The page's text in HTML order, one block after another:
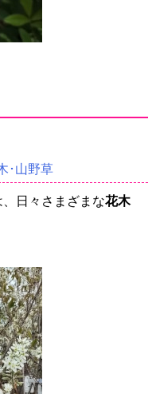
･山野草
日々さまざまな花木